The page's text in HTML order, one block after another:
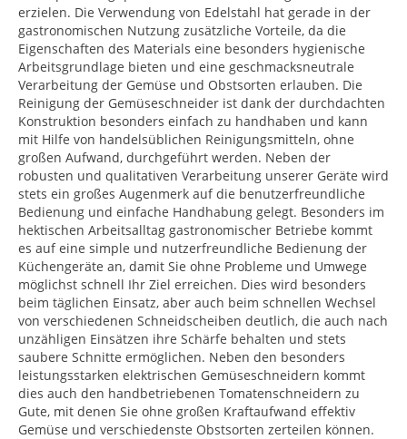
erzielen. Die Verwendung von Edelstahl hat gerade in der
gastronomischen Nutzung zusätzliche Vorteile, da die
Eigenschaften des Materials eine besonders hygienische
Arbeitsgrundlage bieten und eine geschmacksneutrale
Verarbeitung der Gemüse und Obstsorten erlauben. Die
Reinigung der Gemüseschneider ist dank der durchdachten
Konstruktion besonders einfach zu handhaben und kann
mit Hilfe von handelsüblichen Reinigungsmitteln, ohne
großen Aufwand, durchgeführt werden. Neben der
robusten und qualitativen Verarbeitung unserer Geräte wird
stets ein großes Augenmerk auf die benutzerfreundliche
Bedienung und einfache Handhabung gelegt. Besonders im
hektischen Arbeitsalltag gastronomischer Betriebe kommt
es auf eine simple und nutzerfreundliche Bedienung der
Küchengeräte an, damit Sie ohne Probleme und Umwege
möglichst schnell Ihr Ziel erreichen. Dies wird besonders
beim täglichen Einsatz, aber auch beim schnellen Wechsel
von verschiedenen Schneidscheiben deutlich, die auch nach
unzähligen Einsätzen ihre Schärfe behalten und stets
saubere Schnitte ermöglichen. Neben den besonders
leistungsstarken elektrischen Gemüseschneidern kommt
dies auch den handbetriebenen Tomatenschneidern zu
Gute, mit denen Sie ohne großen Kraftaufwand effektiv
Gemüse und verschiedenste Obstsorten zerteilen können.